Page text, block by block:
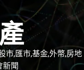
市,匯市,基金,外幣,房地
新聞